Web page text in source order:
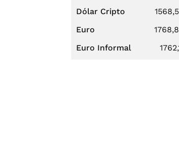
Dólar Cripto
Euro
Euro Informal